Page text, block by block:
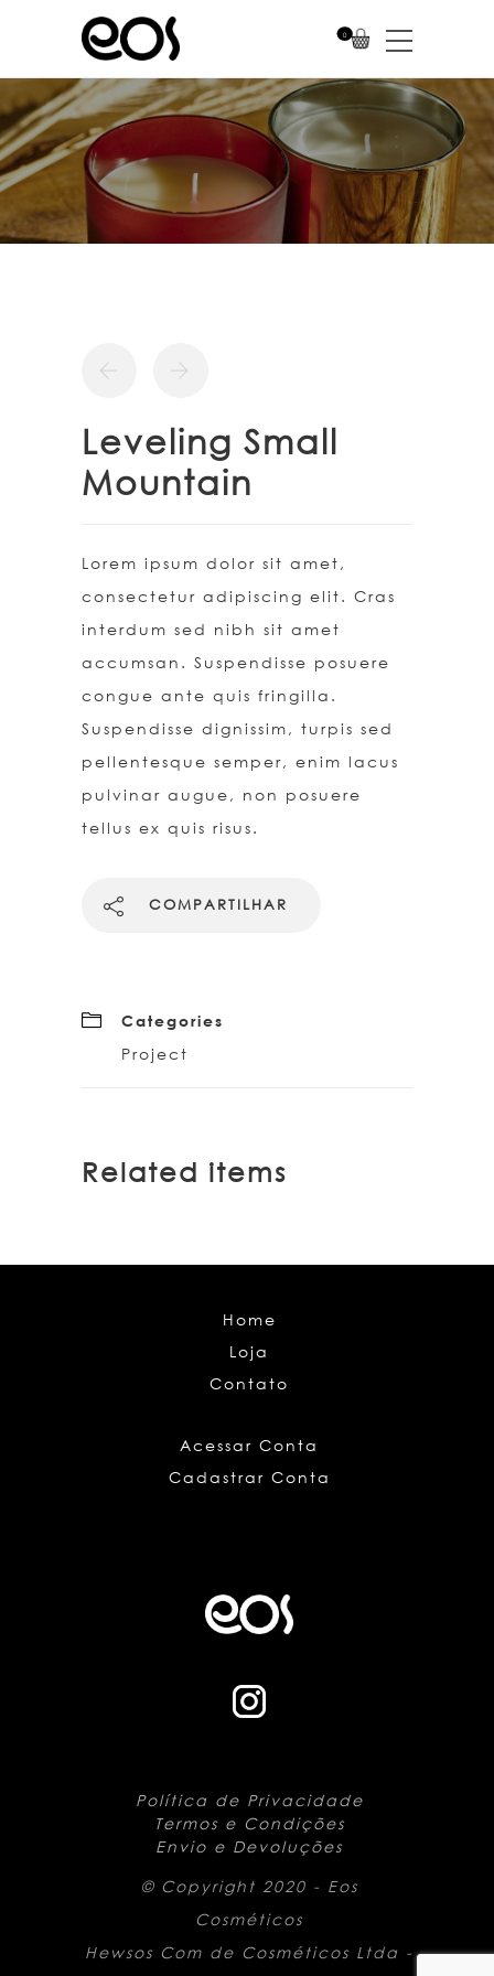
0
Leveling Small
Mountain
Lorem ipsum dolor sit amet,
consectetur adipiscing elit. Cras
interdum sed nibh sit amet
accumsan. Suspendisse posuere
congue ante quis fringilla.
Suspendisse dignissim, turpis sed
pellentesque semper, enim lacus
pulvinar augue, non posuere
tellus ex quis risus.
COMPARTILHAR
Categories
Project
Related items
Home
Loja
Contato
Acessar Conta
Cadastrar Conta
Política de Privacidade
Termos e Condições
Envio e Devoluções
© Copyright 2020 - Eos
Cosméticos
Hewsos Com de Cosméticos Ltda -